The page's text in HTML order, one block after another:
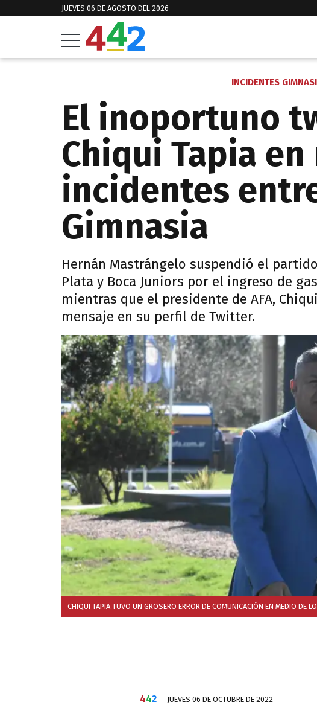
JUEVES 06 DE AGOSTO DEL 2026
INCIDENTES
El inoportuno
Chiqui Tapia
incidentes
Gimnasia
Hernán Mastrángelo suspendió el
Plata y Boca Juniors por el ingreso de
mientras que el presidente de AFA,
mensaje en su perfil de Twitter.
CHIQUI TAPIA TUVO UN GROSERO ERROR DE COMUNICACIÓN EN MEDIO DE
442 JUEVES 06 DE OCTUBRE DE 2022